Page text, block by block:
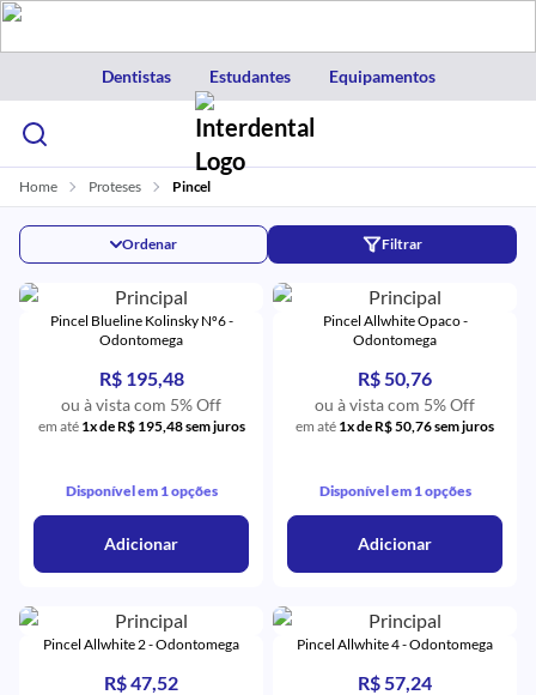
Dentistas Estudantes Equipamentos
Home Proteses Pincel
Filtrar
Ordenar
Pincel Blueline Kolinsky Nº6 -
Odontomega
R$ 195,48
ou à vista com 5% Off
em até 1x de R$ 195,48 sem juros
Disponível em 1 opções
Adicionar
Pincel Allwhite Opaco -
Odontomega
R$ 50,76
ou à vista com 5% Off
em até 1x de R$ 50,76 sem juros
Disponível em 1 opções
Adicionar
Pincel Allwhite 2 - Odontomega
R$ 47,52
Pincel Allwhite 4 - Odontomega
R$ 57,24